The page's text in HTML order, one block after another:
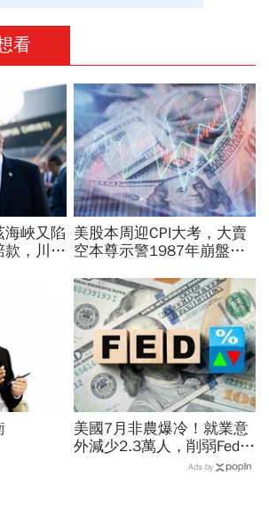
看
海峽又陷
，川普
美股本周迎CPI大考，大賣
空本尊示警1987年崩盤恐
21天提增產計畫│全球瞭
望
美國7月非農爆冷！就業意
外減少2.3萬人，削弱Fed升
息機率...金價大漲逾7%，
Ads by